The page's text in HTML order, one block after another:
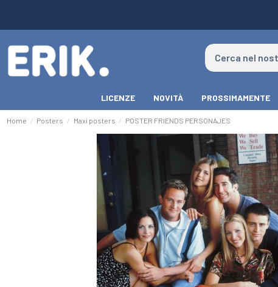
LICENZE NOVITÀ PROSSIMAMENTE
Home Posters Maxi posters POSTER FRIENDS PERSONAJES